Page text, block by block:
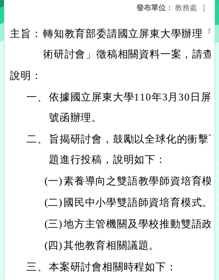
發布單位： 教務處 |
主旨： 轉知教育部委請國立屏東大學辦理「
術研討會」徵稿相關資料一案，請查
說明：
一、 依據國立屏東大學110年3月30日屏
號函辦理。
二、
旨揭研討會，鼓勵以全球化的衝擊
題進行投稿，說明如下：
(一)素養導向之雙語教學師資培育模
(二) 國民中小學雙語師資培育模式。
(三)地方主管機關及學校推動雙語政
(四)其他教育相關議題。
三、 本案研討會相關時程如下：